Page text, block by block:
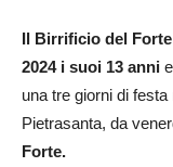
Il Birrificio del
2024 i suoi 13 anni
una tre giorni di
Pietrasanta, da
Forte.